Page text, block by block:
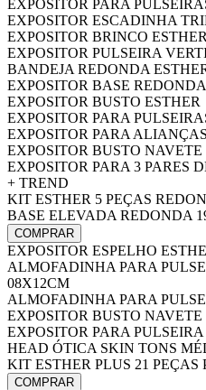
EXPOSITOR PARA
EXPOSITOR ESCADINHA
EXPOSITOR BRINCO ESTHER
EXPOSITOR PULSEIRA
BANDEJA REDONDA
EXPOSITOR BASE
EXPOSITOR BUSTO ESTHER
EXPOSITOR PARA
EXPOSITOR PARA
EXPOSITOR BUSTO
EXPOSITOR PARA 3 PARES
+ TREND
KIT ESTHER 5 PEÇAS
BASE ELEVADA REDONDA
COMPRAR
EXPOSITOR ESPELHO
ALMOFADINHA PARA
08X12CM
ALMOFADINHA PARA
EXPOSITOR BUSTO NAVETE
EXPOSITOR PARA
HEAD ÓTICA SKIN TONS
KIT ESTHER PLUS 21 PEÇAS
COMPRAR